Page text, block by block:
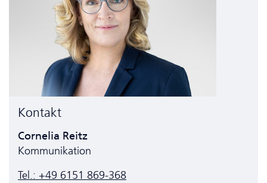
Kontakt
Cornelia Reitz
Kommunikation
Tel.: +49 6151 869-368